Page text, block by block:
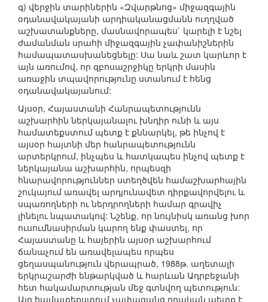
գ) վերջին տարիներին «Զվարթնոց» միջազգային
օդանավակայանի արդիականացմանն ուղղված
աշխատանքները, մասնավորապես` կարելի է նշել
ժամանման սրահի միջազգային չափանիշներին
համապատասխանեցնելը: Սա նաև շատ կարևոր է
այն առումով, որ զբոսաշրջիկը երկրի մասին
առաջին տպավորությունը ստանում է հենց
օդանավակայանում:
Այսօր, Հայաստանի Հանրապետությունն
աշխարհին ներկայանալու խնդիր ունի և այս
համատեքստում պետք է քննարկել, թե ինչով է
այսօր հայտնի մեր հանրապետությունն
արտերկրում, ինչպես և հատկապես ինչով պետք է
ներկայանա աշխարհին, որպեսզի
հնարավորություններ ստեղծվեն համաշխարհային
շուկայում առավել արդյունավետ դիրքավորվելու և
սպառողների ու ներդրողների համար գրավիչ
լինելու նպատակով: Նշենք, որ նույնիսկ առանց խոր
ուսումնասիրման կարող ենք փաստել, որ
Հայաստանը և հայերին այսօր աշխարհում
ճանաչում են առավելապես որպես
ցեղասպանություն վերապրած, 1988թ. աղետալի
երկրաշարժի ենթարկված և հարևան Ադրբեջանի
հետ հակամարտության մեջ գտնվող պետություն:
Այդ համատեքստում չափազանց դրական պետք է